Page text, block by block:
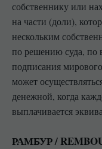
собственнику или
на части (доли),
нескольким
по решению суда, по
подписания
может
денежной, когда
выплачивается
РАМБУР /